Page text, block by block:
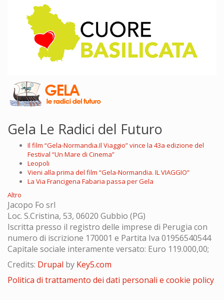
Gela Le Radici del Futuro
Il film “Gela-Normandia.Il Viaggio” vince la 43a edizione del
Festival “Un Mare di Cinema”
Leopoli
Vieni alla prima del film “Gela-Normandia. IL VIAGGIO”
La Via Francigena Fabaria passa per Gela
Altro
Jacopo Fo srl
Loc. S.Cristina, 53, 06020 Gubbio (PG)
Iscritta presso il registro delle imprese di Perugia con
numero di iscrizione 170001 e Partita Iva 01956540544
Capitale sociale interamente versato: Euro 119.000,00;
Credits: Drupal by Key5.com
Politica di trattamento dei dati personali e cookie policy